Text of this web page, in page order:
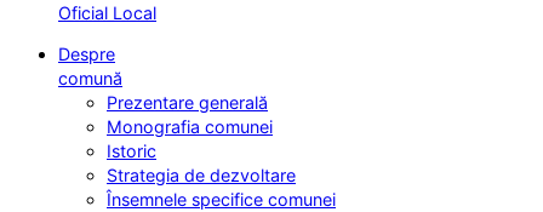
Oficial Local
Despre
comună
Prezentare generală
Monografia comunei
Istoric
Strategia de dezvoltare
Însemnele specifice comunei